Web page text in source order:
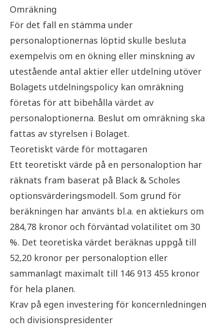
Omräkning
För det fall en stämma under
personaloptionernas löptid skulle besluta
exempelvis om en ökning eller minskning av
utestående antal aktier eller utdelning utöver
Bolagets utdelningspolicy kan omräkning
företas för att bibehålla värdet av
personaloptionerna. Beslut om omräkning ska
fattas av styrelsen i Bolaget.
Teoretiskt värde för mottagaren
Ett teoretiskt värde på en personaloption har
räknats fram baserat på Black & Scholes
optionsvärderingsmodell. Som grund för
beräkningen har använts bl.a. en aktiekurs om
284,78 kronor och förväntad volatilitet om 30
%. Det teoretiska värdet beräknas uppgå till
52,20 kronor per personaloption eller
sammanlagt maximalt till 146 913 455 kronor
för hela planen.
Krav på egen investering för koncernledningen
och divisionspresidenter